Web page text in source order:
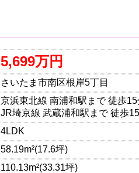
5,699万円
さいたま市南区根岸5丁目
京浜東北線 南浦和駅まで 徒歩15
JR埼京線 武蔵浦和駅まで 徒歩
4LDK
58.19m²(17.6坪)
110.13m²(33.31坪)